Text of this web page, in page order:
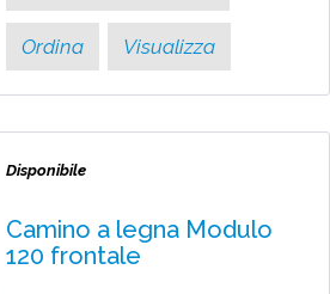
Ordina Visualizza
Disponibile
Camino a legna Modulo
120 frontale